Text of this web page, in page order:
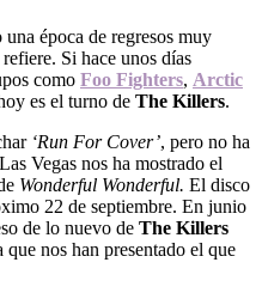
época de regresos muy
Si hace unos días
como Foo Fighters, Arctic
es el turno de The Killers.
‘Run For Cover’, pero no ha
Vegas nos ha mostrado el
Wonderful Wonderful. El disco
22 de septiembre. En junio
de lo nuevo de The Killers
que nos han presentado el que